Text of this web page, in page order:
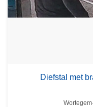
Diefstal met
Plaats